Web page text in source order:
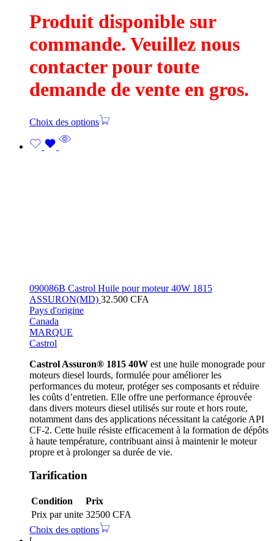
Produit disponible sur
commande. Veuillez nous
contacter pour toute
demande de vente en gros.
Choix des options
090086B Castrol Huile pour moteur 40W 1815
ASSURON(MD) 32.500 CFA
Pays d'origine
Canada
MARQUE
Castrol
Castrol Assuron® 1815 40W est une huile monograde pour
moteurs diesel lourds, formulée pour améliorer les
performances du moteur, protéger ses composants et réduire
les coûts d’entretien. Elle offre une performance éprouvée
dans divers moteurs diesel utilisés sur route et hors route,
notamment dans des applications nécessitant la catégorie API
CF-2. Cette huile résiste efficacement à la formation de dépôts
à haute température, contribuant ainsi à maintenir le moteur
propre et à prolonger sa durée de vie.
Tarification
Condition
Prix
Prix par unite 32500 CFA
Choix des options